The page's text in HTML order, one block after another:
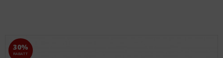
30%
RABATT